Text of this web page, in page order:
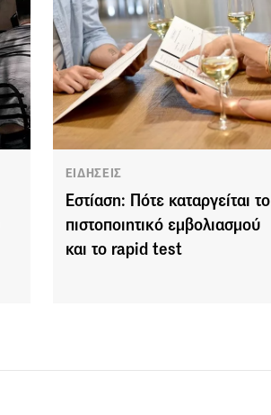
ΕΙΔΗΣΕΙΣ
Εστίαση: Πότε καταργείται το
πιστοποιητικό εμβολιασμού
και το rapid test